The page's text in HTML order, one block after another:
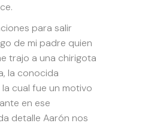
para salir
de mi padre quien
trajo a una chirigota
la conocida
cual fue un motivo
en ese
detalle Aarón nos